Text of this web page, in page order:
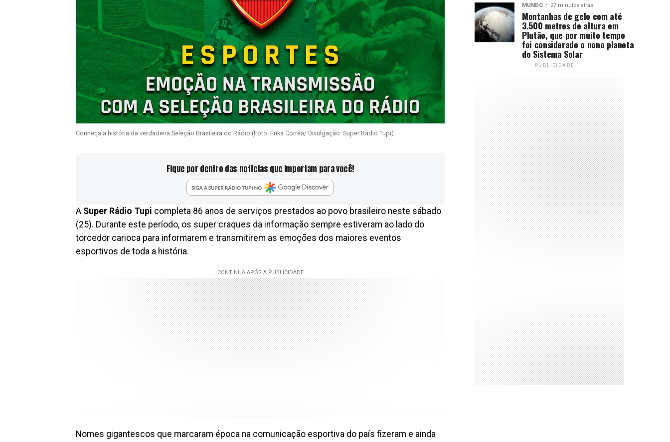
Conheça a história da verdadeira Seleção Brasileira do Rádio (Foto: Erika Corrêa/ Divulgação: Super Rádio Tupi)
Fique por dentro das notícias que importam para você!
A Super Rádio Tupi completa 86 anos de serviços prestados ao povo brasileiro neste sábado
(25). Durante este período, os super craques da informação sempre estiveram ao lado do
torcedor carioca para informarem e transmitirem as emoções dos maiores eventos
esportivos de toda a história.
Nomes gigantescos que marcaram época na comunicação esportiva do país fizeram e ainda
MUNDO 27 minutos atrás
Montanhas de gelo com até
3.500 metros de altura em
Plutão, que por muito tempo
foi considerado o nono planeta
do Sistema Solar
PUBLICIDADE